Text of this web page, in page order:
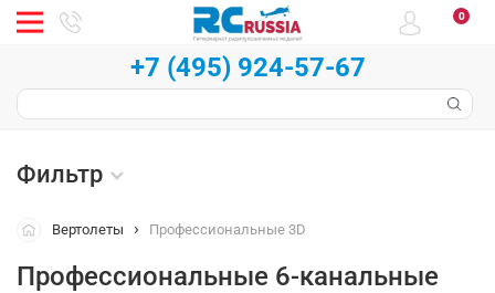
0
+7 (495) 924-57-67
Фильтр
Вертолеты Профессиональные 3D
Профессиональные 6-канальные